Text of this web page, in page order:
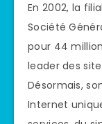
En 2002, la
Société
pour 44
leader des
Désormais,
Internet